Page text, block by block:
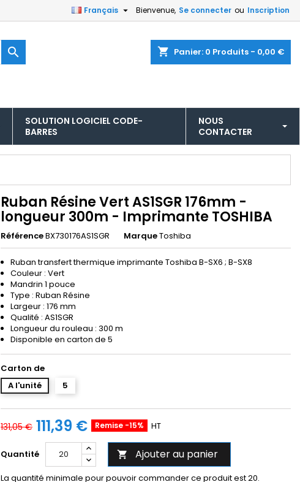
Bienvenue, Se connecter ou Inscription
Français 
shopping_cart Panier: 0 Produits - 0,00 €

SOLUTION LOGICIEL CODE-
BARRES
NOUS
CONTACTER
Ruban Résine Vert AS1SGR 176mm -
longueur 300m - Imprimante TOSHIBA
RéférenceBX730176AS1SGR MarqueToshiba
Ruban transfert thermique imprimante Toshiba B-SX6 ; B-SX8
Couleur : Vert
Mandrin 1 pouce
Type : Ruban Résine
Largeur : 176 mm
Qualité : AS1SGR
Longueur du rouleau : 300 m
Disponible en carton de 5
Carton de
A l'unité
5
131,05 € 111,39 € Remise -15% HT
Quantité  Ajouter au panier
La quantité minimale pour pouvoir commander ce produit est 20.